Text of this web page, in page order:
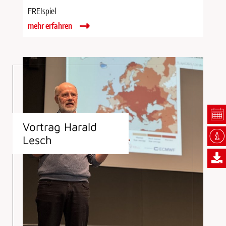
FREIspiel
mehr erfahren
Vortrag Harald
Lesch